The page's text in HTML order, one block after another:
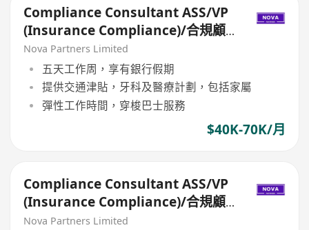
Compliance Consultant ASS/VP
(Insurance Compliance)/合規顧
問ASS/VP（保險合規）
Nova Partners Limited
五天工作周，享有銀行假期
提供交通津貼，牙科及醫療計劃，包括家屬
彈性工作時間，穿梭巴士服務
$40K-70K/月
Compliance Consultant ASS/VP
(Insurance Compliance)/合規顧
問ASS/VP（保險合規）
Nova Partners Limited